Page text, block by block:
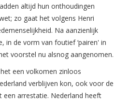
altijd hun onthoudingen
zo gaat het volgens Henri
Na aanzienlijk
in de vorm van foutief ‘pairen' in
voorstel nu alsnog aangenomen.
een volkomen zinloos
verblijven kon, ook voor de
een arrestatie. Nederland heeft